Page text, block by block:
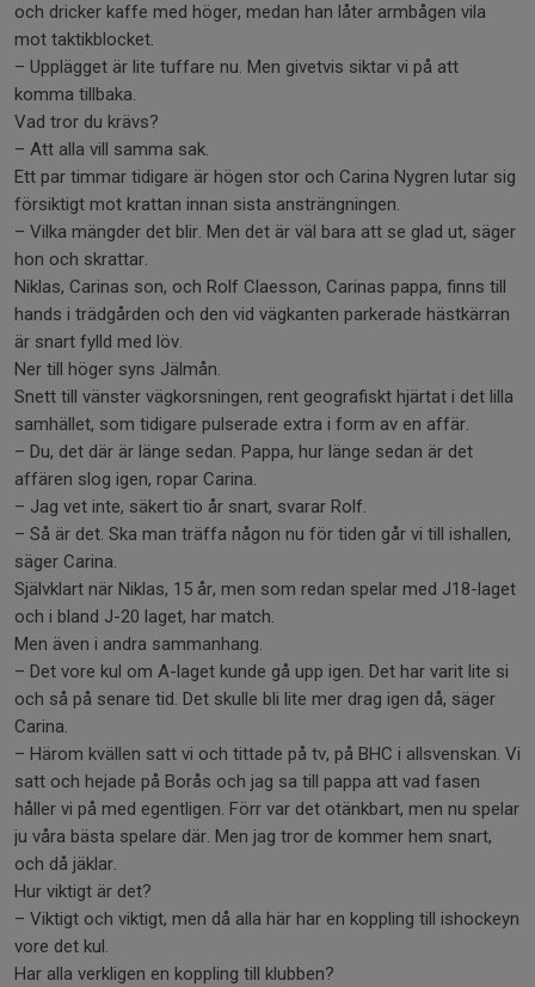
och dricker kaffe med höger, medan han låter armbågen vila
mot taktikblocket.
– Upplägget är lite tuffare nu. Men givetvis siktar vi på att
komma tillbaka.
Vad tror du krävs?
– Att alla vill samma sak.
Ett par timmar tidigare är högen stor och Carina Nygren lutar sig
försiktigt mot krattan innan sista ansträngningen.
– Vilka mängder det blir. Men det är väl bara att se glad ut, säger
hon och skrattar.
Niklas, Carinas son, och Rolf Claesson, Carinas pappa, finns till
hands i trädgården och den vid vägkanten parkerade hästkärran
är snart fylld med löv.
Ner till höger syns Jälmån.
Snett till vänster vägkorsningen, rent geografiskt hjärtat i det lilla
samhället, som tidigare pulserade extra i form av en affär.
– Du, det där är länge sedan. Pappa, hur länge sedan är det
affären slog igen, ropar Carina.
– Jag vet inte, säkert tio år snart, svarar Rolf.
– Så är det. Ska man träffa någon nu för tiden går vi till ishallen,
säger Carina.
Självklart när Niklas, 15 år, men som redan spelar med J18-laget
och i bland J-20 laget, har match.
Men även i andra sammanhang.
– Det vore kul om A-laget kunde gå upp igen. Det har varit lite si
och så på senare tid. Det skulle bli lite mer drag igen då, säger
Carina.
– Härom kvällen satt vi och tittade på tv, på BHC i allsvenskan. Vi
satt och hejade på Borås och jag sa till pappa att vad fasen
håller vi på med egentligen. Förr var det otänkbart, men nu spelar
ju våra bästa spelare där. Men jag tror de kommer hem snart,
och då jäklar.
Hur viktigt är det?
– Viktigt och viktigt, men då alla här har en koppling till ishockeyn
vore det kul.
Har alla verkligen en koppling till klubben?